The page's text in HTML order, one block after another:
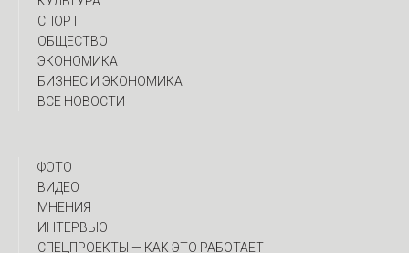
СПОРТ
ОБЩЕСТВО
ЭКОНОМИКА
БИЗНЕС И ЭКОНОМИКА
ВСЕ НОВОСТИ
ФОТО
ВИДЕО
МНЕНИЯ
ИНТЕРВЬЮ
CПЕЦПРОЕКТЫ — КАК ЭТО РАБОТАЕТ